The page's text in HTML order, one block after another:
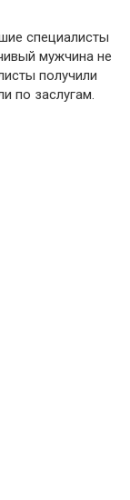
специалисты
мужчина не
получили
по заслугам.